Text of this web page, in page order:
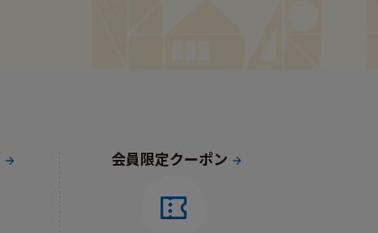
会員限定クーポン